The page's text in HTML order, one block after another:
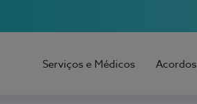
Serviços e Médicos Acordos